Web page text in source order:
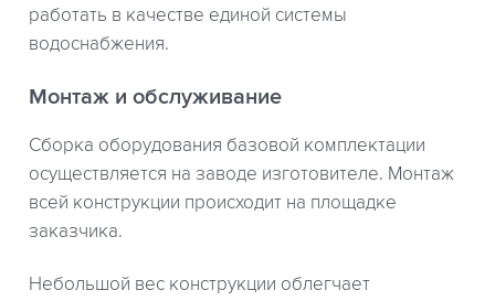
работать в качестве единой системы
водоснабжения.
Монтаж и обслуживание
Сборка оборудования базовой комплектации
осуществляется на заводе изготовителе. Монтаж
всей конструкции происходит на площадке
заказчика.
Небольшой вес конструкции облегчает